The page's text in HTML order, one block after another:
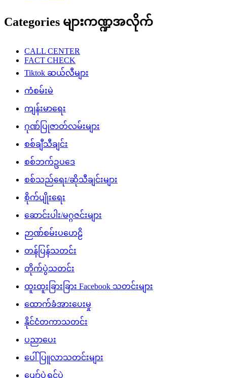
Categories များကဏ္ဍအလိုက်
CALL CENTER
FACT CHECK
Tiktok ဆယ်လီများ
ကံစမ်းမဲ
ကျန်းမာရေး
ဂုဏ်ပြုဇာတ်လမ်းများ
စစ်ချီသီချင်း
စစ်ဘက်ဥပဒေ
စစ်သည်ရေး/ဆိုသီချင်းများ
စိုက်ပျိုးရေး
ဆောင်းပါး/မဂ္ဂဇင်းများ
ဉာဏ်စမ်းပဟေဠိ
တန်ပြန်သတင်း
တိုက်ပွဲသတင်း
ထူးထူးခြားခြား Facebook သတင်းများ
ထောက်ခံအားပေးမှု
နိုင်ငံတကာသတင်း
ပညာပေး
ပေါ်ပြူလာသတင်းများ
ပျော်ပွဲရွှင်ပွဲ